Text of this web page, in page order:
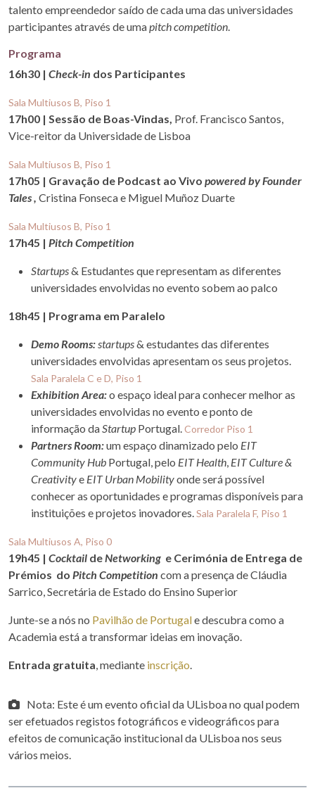
talento empreendedor saído de cada uma das universidades
participantes através de uma pitch competition
Programa
16h30 | Check-in dos Participantes
Sala Multiusos B, Piso 1
17h00 | Sessão de Boas-Vindas, Prof. Francisco Santos,
Vice-reitor da Universidade de Lisboa
Sala Multiusos B, Piso 1
17h05 | Gravação de Podcast ao Vivo powered by Founder
Tales , Cristina Fonseca e Miguel Muñoz Duarte
Sala Multiusos B, Piso 1
17h45 | Pitch Competition
Startups& Estudantes que representam as diferentes
universidades envolvidas no evento sobem ao palco
18h45 | Programa em Paralelo
Demo Rooms: startups& estudantes das diferentes
universidades envolvidas apresentam os seus projetos.
Sala Paralela C e D, Piso 1
Exhibition Area:o espaço ideal para conhecer melhor as
universidades envolvidas no evento e ponto de
informação da Startup Portugal. Corredor Piso 1
Partners Room:um espaço dinamizado pelo EIT
Community Hub Portugal, pelo EIT Health EIT Culture &
Creativitye EIT Urban Mobilityonde será possível
conhecer as oportunidades e programas disponíveis para
instituições e projetos inovadores. Sala Paralela F, Piso 1
Sala Multiusos A, Piso 0
19h45 | Cocktail de Networking e Cerimónia de Entrega de
Prémios do Pitch Competition com a presença de Cláudia
Sarrico, Secretária de Estado do Ensino Superior
Junte-se a nós no Pavilhão de Portugale descubra como a
Academia está a transformar ideias em inovação.
Entrada gratuita , mediante inscrição
Nota: Este é um evento oficial da ULisboa no qual podem
ser efetuados registos fotográficos e videográficos para
efeitos de comunicação institucional da ULisboa nos seus
vários meios.